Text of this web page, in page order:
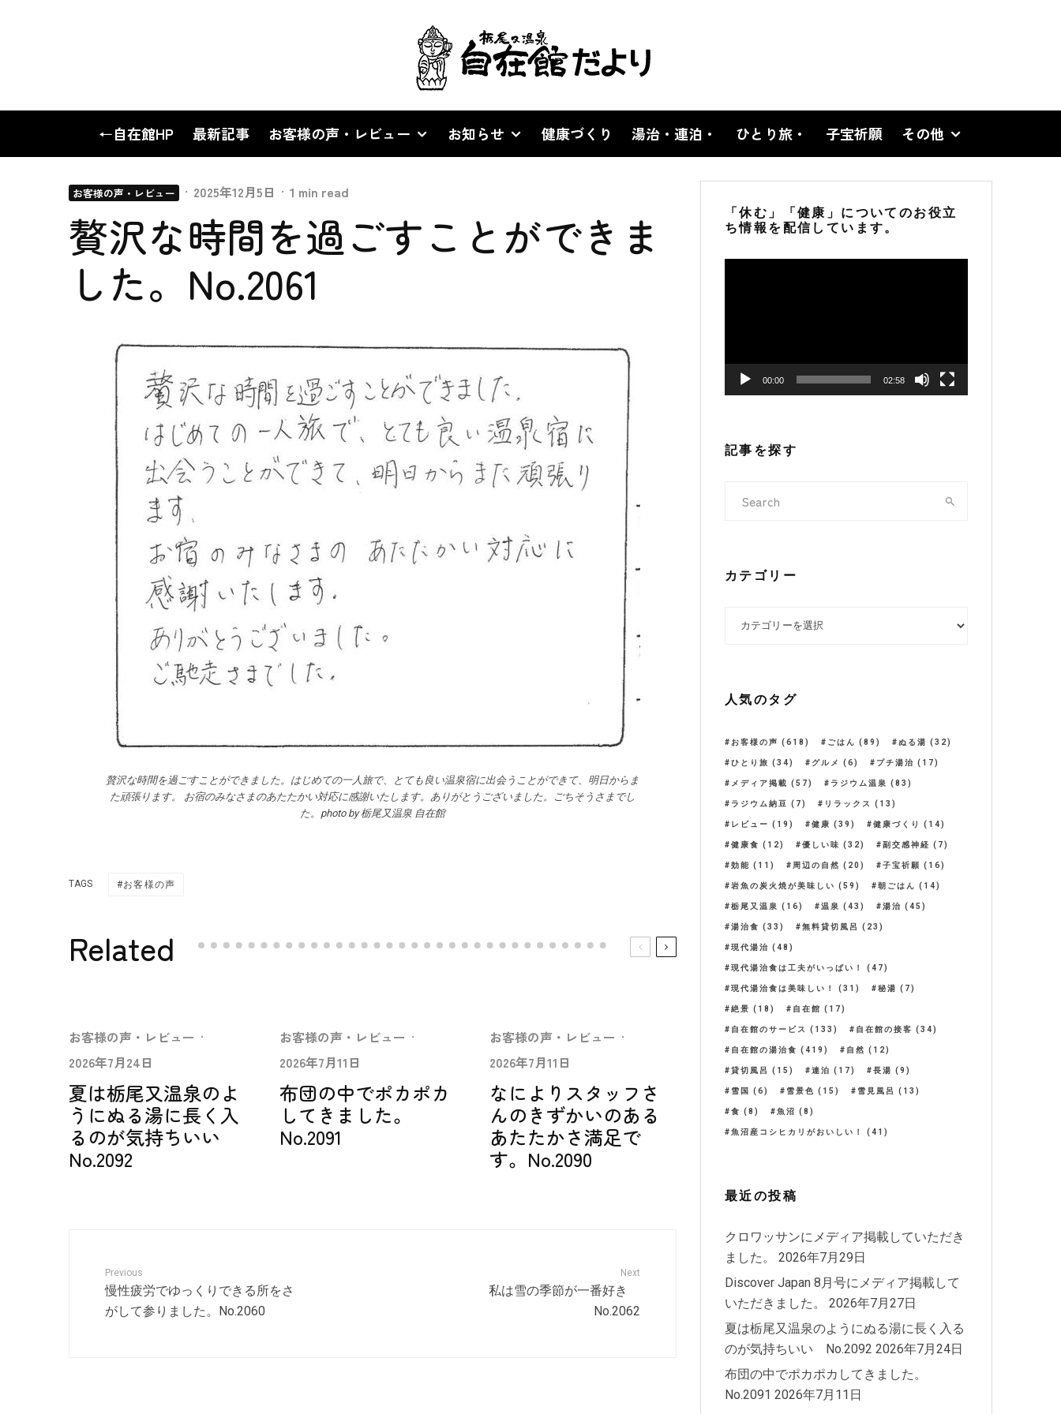
←自在館HP 最新記事 お客様の声・レビュー お知らせ 健康づくり 湯治・連泊・ ひとり旅・ 子宝祈願 その他
お客様の声・レビュー · 2025年12月5日 · 1 min read
贅沢な時間を過ごすことができま
した。No.2061
贅沢な時間を過ごすことができました。はじめての一人旅で、とても良い温泉宿に出会うことができて、明日からま
た頑張ります。 お宿のみなさまのあたたかい対応に感謝いたします。ありがとうございました。ごちそうさまでし
た。photo by 栃尾又温泉 自在館
TAGS お客様の声
Related
お客様の声・レビュー ·
2026年7月24日
夏は栃尾又温泉のよ
うにぬる湯に長く入
るのが気持ちいい
No.2092
お客様の声・レビュー ·
2026年7月11日
布団の中でポカポカ
してきました。
No.2091
お客様の声・レビュー ·
2026年7月11日
なによりスタッフさ
んのきずかいのある
あたたかさ満足で
す。No.2090
Previous
慢性疲労でゆっくりできる所をさ
がして参りました。No.2060
Next
私は雪の季節が一番好き
No.2062
「休む」「健康」についてのお役立
ち情報を配信しています。
00:00 02:58
記事を探す
カテゴリー
人気のタグ
お客様の声 (618) ごはん (89) ぬる湯 (32)
ひとり旅 (34) グルメ (6) プチ湯治 (17)
メディア掲載 (57) ラジウム温泉 (83)
ラジウム納豆 (7) リラックス (13)
レビュー (19) 健康 (39) 健康づくり (14)
健康食 (12) 優しい味 (32) 副交感神経 (7)
効能 (11) 周辺の自然 (20) 子宝祈願 (16)
岩魚の炭火焼が美味しい (59) 朝ごはん (14)
栃尾又温泉 (16) 温泉 (43) 湯治 (45)
湯治食 (33) 無料貸切風呂 (23)
現代湯治 (48)
現代湯治食は工夫がいっぱい！ (47)
現代湯治食は美味しい！ (31) 秘湯 (7)
絶景 (18) 自在館 (17)
自在館のサービス (133) 自在館の接客 (34)
自在館の湯治食 (419) 自然 (12)
貸切風呂 (15) 連泊 (17) 長湯 (9)
雪国 (6) 雪景色 (15) 雪見風呂 (13)
食 (8) 魚沼 (8)
魚沼産コシヒカリがおいしい！ (41)
最近の投稿
クロワッサンにメディア掲載していただき
ました。
2026年7月29日
Discover Japan 8月号にメディア掲載して
いただきました。
2026年7月27日
夏は栃尾又温泉のようにぬる湯に長く入る
のが気持ちいい No.2092 2026年7月24日
布団の中でポカポカしてきました。
No.2091 2026年7月11日